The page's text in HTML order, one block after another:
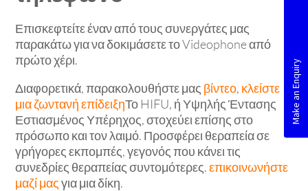
Επισκεφτείτε έναν από τους συνεργάτες μας
παρακάτω για να δοκιμάσετε το Videophone από
πρώτο χέρι.
Διαφορετικά, παρακολουθήστε μας βίντεο, κλείστε
μια ζωντανή επίδειξηΤο HIFU, ή Υψηλής Έντασης
Εστιασμένος Υπέρηχος, στοχεύει επίσης στο
πρόσωπο και τον λαιμό. Προσφέρει θεραπεία σε
γρήγορες εκπομπές, γεγονός που κάνει τις
συνεδρίες θεραπείας συντομότερες.επικοινωνήστε
μαζί μαςγια μια δίκη.